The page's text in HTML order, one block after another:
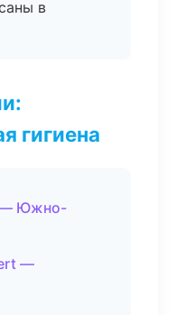
в
гигиена
— Южно-
—